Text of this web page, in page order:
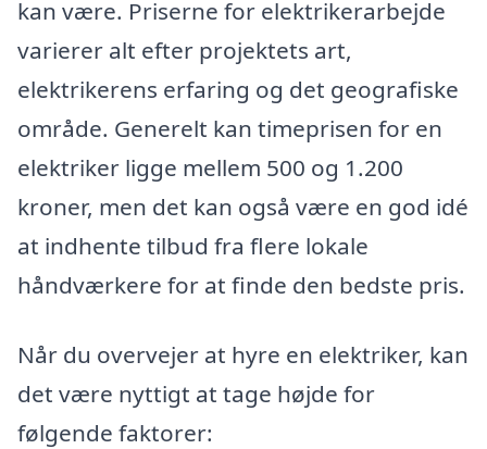
kan være. Priserne for elektrikerarbejde
varierer alt efter projektets art,
elektrikerens erfaring og det geografiske
område. Generelt kan timeprisen for en
elektriker ligge mellem 500 og 1.200
kroner, men det kan også være en god idé
at indhente tilbud fra flere lokale
håndværkere for at finde den bedste pris.
Når du overvejer at hyre en elektriker, kan
det være nyttigt at tage højde for
følgende faktorer: